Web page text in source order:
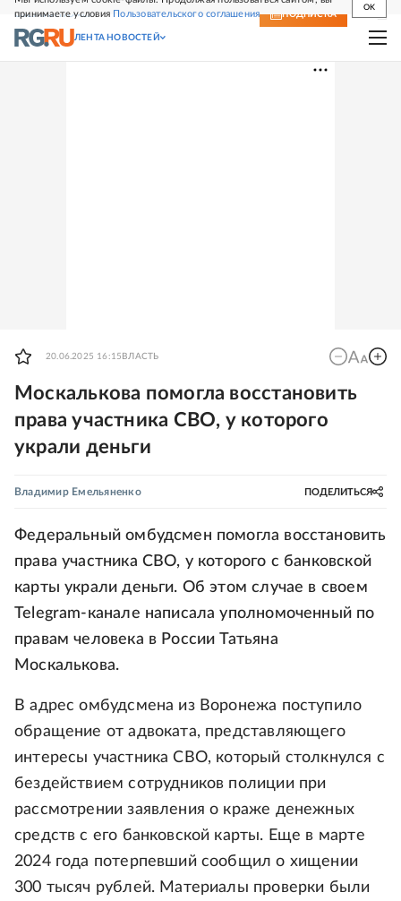
принимаете условия Пользовательского соглашения
OK
СВЕЖИЙ НОМЕР ПОДПИСКА
ЛЕНТА НОВОСТЕЙ
20.06.2025 16:15 ВЛАСТЬ
Москалькова помогла восстановить
права участника СВО, у которого
украли деньги
Владимир Емельяненко ПОДЕЛИТЬСЯ
Федеральный омбудсмен помогла восстановить
права участника СВО, у которого с банковской
карты украли деньги. Об этом случае в своем
Telegram-канале написала уполномоченный по
правам человека в России Татьяна
Москалькова.
В адрес омбудсмена из Воронежа поступило
обращение от адвоката, представляющего
интересы участника СВО, который столкнулся с
бездействием сотрудников полиции при
рассмотрении заявления о краже денежных
средств с его банковской карты. Еще в марте
2024 года потерпевший сообщил о хищении
300 тысяч рублей. Материалы проверки были